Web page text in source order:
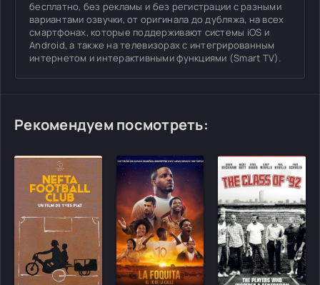
бесплатно, без рекламы и без регистрации с разными
вариантами озвучки, от оригинала до дубляжа, на всех
смартфонах, которые поддерживают системы iOS и
Android, а также на телевизорах с интегрированным
интернетом и интерактивными функциями (Smart TV).
Рекомендуем посмотреть: